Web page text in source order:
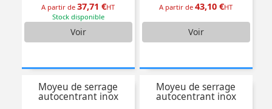
A partir de37,71 €HT
Stock disponible
Voir
A partir de43,10 €HT
Voir
Moyeu de serrage
autocentrant inox
Moyeu de serrage
autocentrant inox